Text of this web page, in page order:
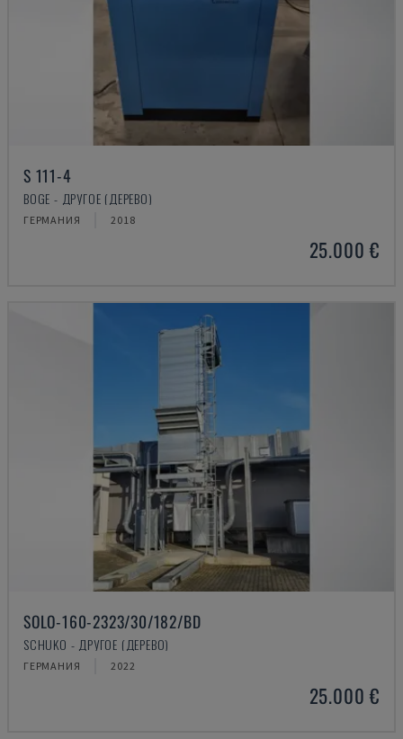
S 111-4
BOGE - ДРУГОЕ (ДЕРЕВО)
ГЕРМАНИЯ 2018
25.000 €
SOLO-160-2323/30/182/BD
SCHUKO - ДРУГОЕ (ДЕРЕВО)
ГЕРМАНИЯ 2022
25.000 €